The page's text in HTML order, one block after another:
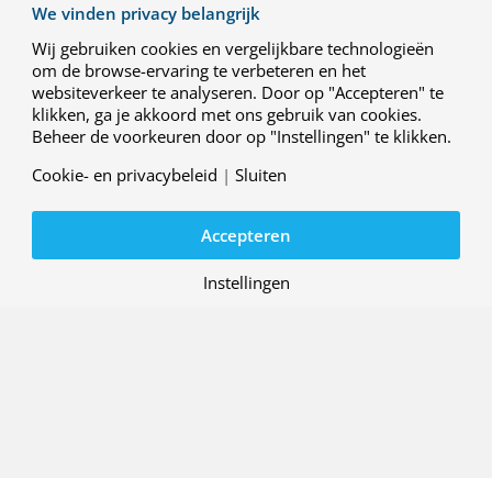
EASA QE
NL-333
NL-ASRPAS-333
EASA ATM/ANS Part FPD
EASA.ACC.001_NLR
Calibration of electromagnetic quantities (K 038)
Electromagnetic Compatibility and Vibration
and Shock Tests (L 220)
Continuing Airworthiness Management
National Design Organisation (cf. Part 21)
Qualified Entity (scope)
We vinden privacy belangrijk
Wij gebruiken cookies en vergelijkbare technologieën
om de browse-ervaring te verbeteren en het
websiteverkeer te analyseren. Door op "Accepteren" te
klikken, ga je akkoord met ons gebruik van cookies.
Beheer de voorkeuren door op "Instellingen" te klikken.
Cookie- en privacybeleid |Sluiten
Accepteren
Instellingen